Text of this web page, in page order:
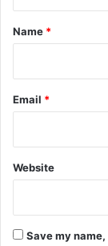
*
Name *
Email *
Website
Save my